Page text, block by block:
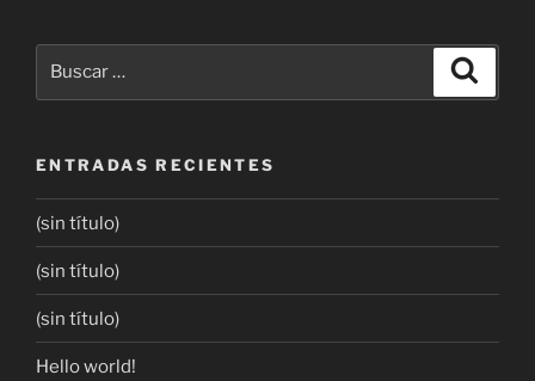
ENTRADAS RECIENTES
(sin título)
(sin título)
(sin título)
Hello world!